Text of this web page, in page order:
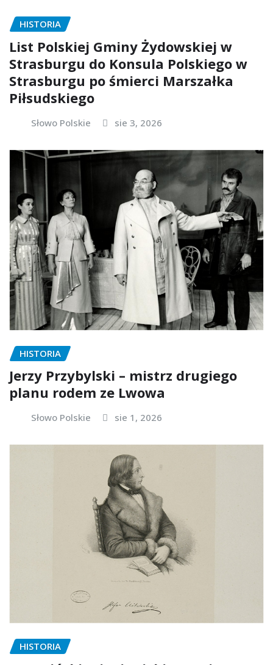
HISTORIA
List Polskiej Gminy Żydowskiej w
Strasburgu do Konsula Polskiego w
Strasburgu po śmierci Marszałka
Piłsudskiego
Słowo Polskie sie 3, 2026
HISTORIA
Jerzy Przybylski – mistrz drugiego
planu rodem ze Lwowa
Słowo Polskie sie 1, 2026
HISTORIA